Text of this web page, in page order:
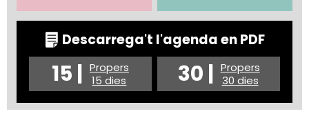
Descarrega't l'agenda en PDF
15 | Propers
15 dies
30 | Propers
30 dies